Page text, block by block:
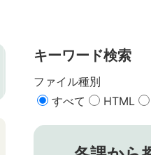
キーワード検索
ファイル種別
すべて
HTML